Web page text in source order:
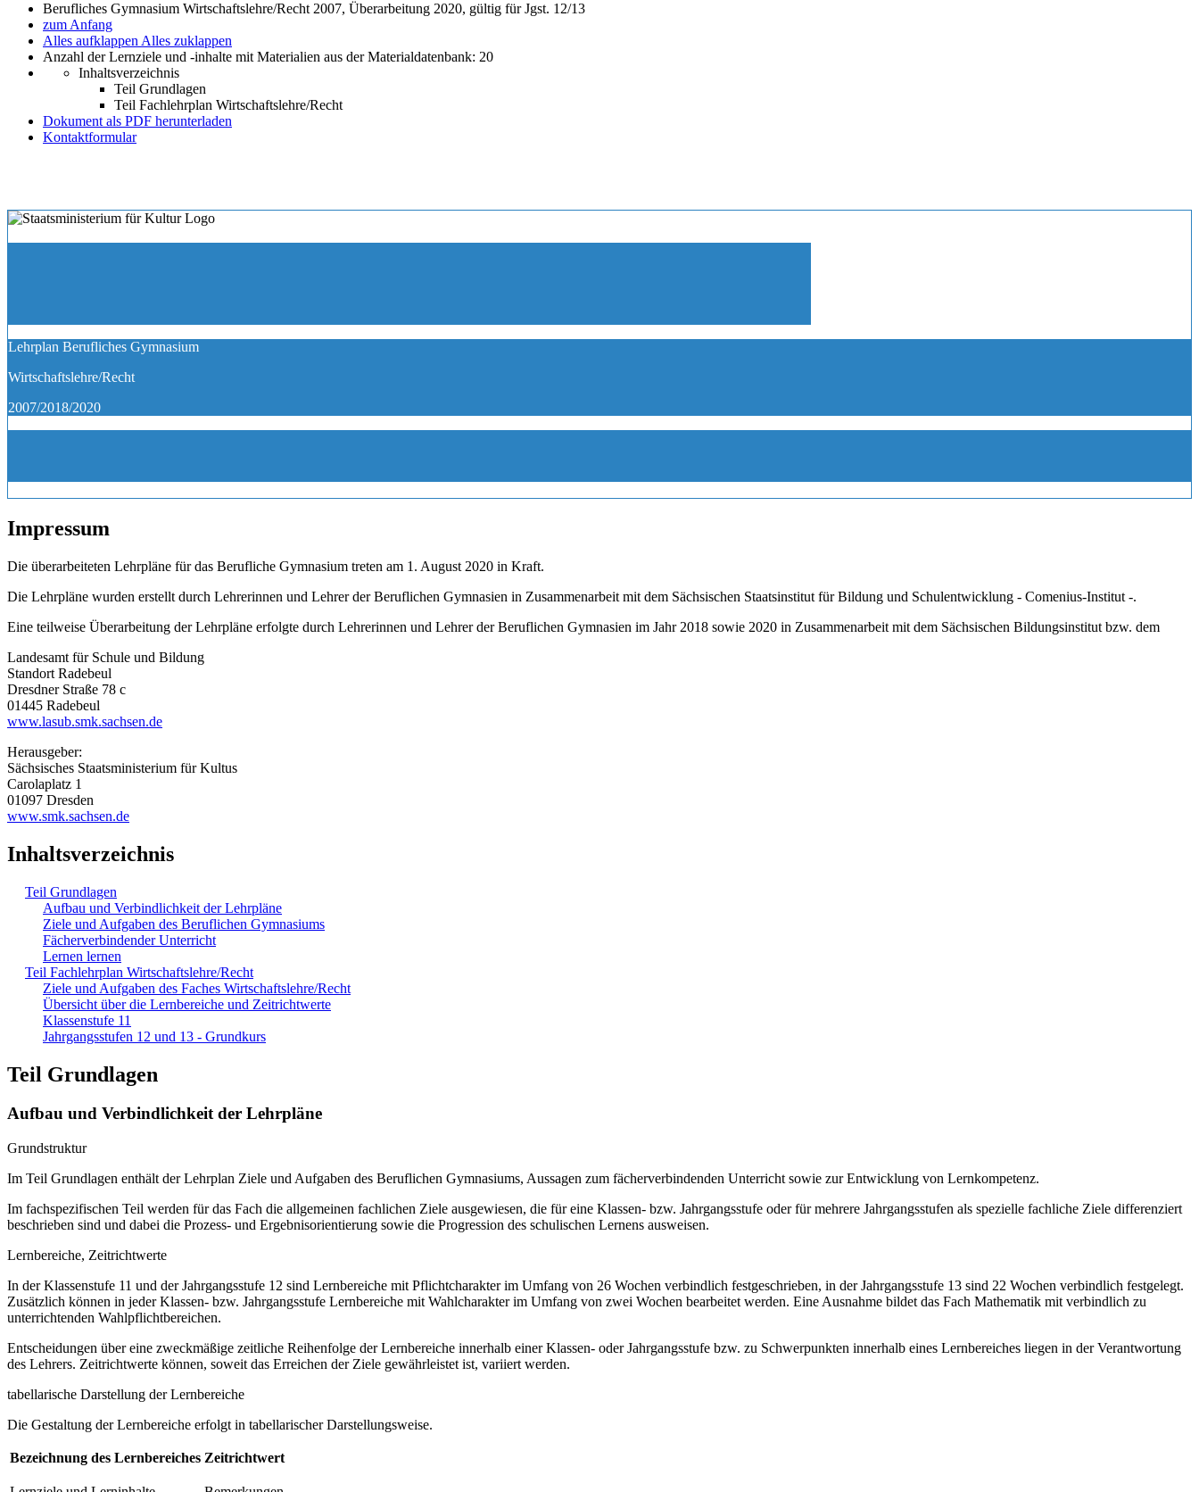
Berufliches Gymnasium Wirtschaftslehre/Recht 2007, Überarbeitung 2020, gültig für Jgst. 12/13
zum Anfang
Alles aufklappen Alles zuklappen
Anzahl der Lernziele und -inhalte mit Materialien aus der Materialdatenbank: 20
Inhaltsverzeichnis
Teil Grundlagen
Teil Fachlehrplan Wirtschaftslehre/Recht
Dokument als PDF herunterladen
Kontaktformular
Lehrplan Berufliches Gymnasium
Wirtschaftslehre/Recht
2007/2018/2020
Impressum
Die überarbeiteten Lehrpläne für das Berufliche Gymnasium treten am 1. August 2020 in Kraft.
Die Lehrpläne wurden erstellt durch Lehrerinnen und Lehrer der Beruflichen Gymnasien in Zusammenarbeit mit dem Sächsischen Staatsinstitut für Bildung und Schulentwicklung - Comenius-Institut -.
Eine teilweise Überarbeitung der Lehrpläne erfolgte durch Lehrerinnen und Lehrer der Beruflichen Gymnasien im Jahr 2018 sowie 2020 in Zusammenarbeit mit dem Sächsischen Bildungsinstitut bzw. dem
Landesamt für Schule und Bildung
Standort Radebeul
Dresdner Straße 78 c
01445 Radebeul
www.lasub.smk.sachsen.de
Herausgeber:
Sächsisches Staatsministerium für Kultus
Carolaplatz 1
01097 Dresden
www.smk.sachsen.de
Inhaltsverzeichnis
Teil Grundlagen
Aufbau und Verbindlichkeit der Lehrpläne
Ziele und Aufgaben des Beruflichen Gymnasiums
Fächerverbindender Unterricht
Lernen lernen
Teil Fachlehrplan Wirtschaftslehre/Recht
Ziele und Aufgaben des Faches Wirtschaftslehre/Recht
Übersicht über die Lernbereiche und Zeitrichtwerte
Klassenstufe 11
Jahrgangsstufen 12 und 13 - Grundkurs
Teil Grundlagen
Aufbau und Verbindlichkeit der Lehrpläne
Grundstruktur
Im Teil Grundlagen enthält der Lehrplan Ziele und Aufgaben des Beruflichen Gymnasiums, Aussagen zum fächerverbindenden Unterricht sowie zur Entwicklung von Lernkompetenz.
Im fachspezifischen Teil werden für das Fach die allgemeinen fachlichen Ziele ausgewiesen, die für eine Klassen- bzw. Jahrgangsstufe oder für mehrere Jahrgangsstufen als spezielle fachliche Ziele differenziert
beschrieben sind und dabei die Prozess- und Ergebnisorientierung sowie die Progression des schulischen Lernens ausweisen.
Lernbereiche, Zeitrichtwerte
In der Klassenstufe 11 und der Jahrgangsstufe 12 sind Lernbereiche mit Pflichtcharakter im Umfang von 26 Wochen verbindlich festgeschrieben, in der Jahrgangsstufe 13 sind 22 Wochen verbindlich festgelegt.
Zusätzlich können in jeder Klassen- bzw. Jahrgangsstufe Lernbereiche mit Wahlcharakter im Umfang von zwei Wochen bearbeitet werden. Eine Ausnahme bildet das Fach Mathematik mit verbindlich zu
unterrichtenden Wahlpflichtbereichen.
Entscheidungen über eine zweckmäßige zeitliche Reihenfolge der Lernbereiche innerhalb einer Klassen- oder Jahrgangsstufe bzw. zu Schwerpunkten innerhalb eines Lernbereiches liegen in der Verantwortung
des Lehrers. Zeitrichtwerte können, soweit das Erreichen der Ziele gewährleistet ist, variiert werden.
tabellarische Darstellung der Lernbereiche
Die Gestaltung der Lernbereiche erfolgt in tabellarischer Darstellungsweise.
Bezeichnung des Lernbereiches Zeitrichtwert